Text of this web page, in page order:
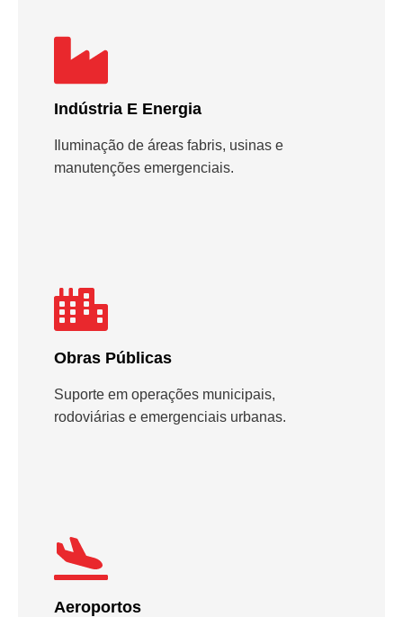
Indústria E Energia
Iluminação de áreas fabris, usinas e
manutenções emergenciais.
Obras Públicas
Suporte em operações municipais,
rodoviárias e emergenciais urbanas.
Aeroportos